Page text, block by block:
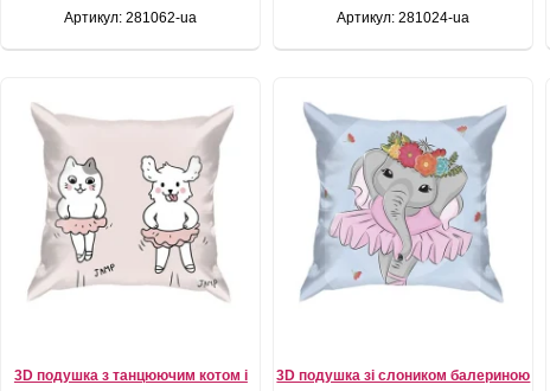
Артикул: 281062-ua Артикул: 281024-ua
3D подушка з танцюючим котом і
3D подушка зі слоником балериною